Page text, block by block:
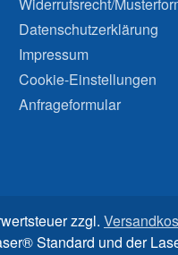
Widerrufsrecht/
Datenschutzerklärung
Impressum
Cookie-Einstellungen
Anfrageformular
zzgl.
Standard und der